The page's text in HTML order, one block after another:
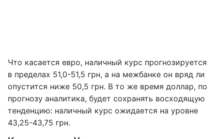
Что касается евро, наличный курс прогнозируется
в пределах 51,0-51,5 грн, а на межбанке он вряд ли
опустится ниже 50,5 грн. В то же время доллар, по
прогнозу аналитика, будет сохранять восходящую
тенденцию: наличный курс ожидается на уровне
43,25-43,75 грн.